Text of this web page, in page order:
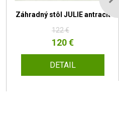
Záhradný stôl JULIE antracit
122 €
120 €
DETAIL